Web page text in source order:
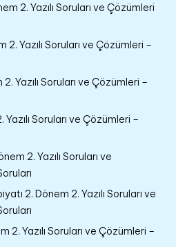
2. Yazılı Soruları ve Çözümleri
2. Yazılı Soruları ve Çözümleri –
2. Yazılı Soruları ve Çözümleri –
Yazılı Soruları ve Çözümleri –
2. Yazılı Soruları ve
2. Dönem 2. Yazılı Soruları ve
2. Yazılı Soruları ve Çözümleri –